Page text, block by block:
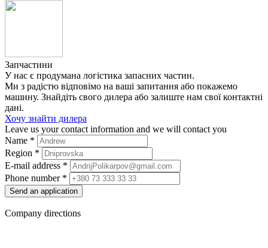
Запчастини
У нас є продумана логістика запасних частин.
Ми з радістю відповімо на ваші запитання або покажемо
машину. Знайдіть свого дилера або залиште нам свої контактні
дані.
Хочу знайти дилера
Leave us your contact information and we will contact you
Name *
Region *
E-mail address *
Phone number *
Send an application
Company directions